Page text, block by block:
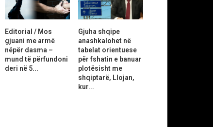
Editorial / Mos
gjuani me armë
nëpër dasma –
mund të përfundoni
deri në 5...
Gjuha shqipe
anashkalohet në
tabelat orientuese
për fshatin e banuar
plotësisht me
shqiptarë, Llojan,
kur...